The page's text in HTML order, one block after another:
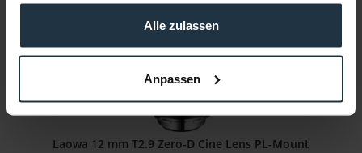
gesammelt haben.
Alle zulassen
Anpassen
Laowa 12 mm T2.9 Zero-D Cine Lens PL-Mount